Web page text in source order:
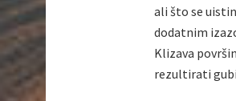
ali što se
dodatnim
Klizava
rezultirati